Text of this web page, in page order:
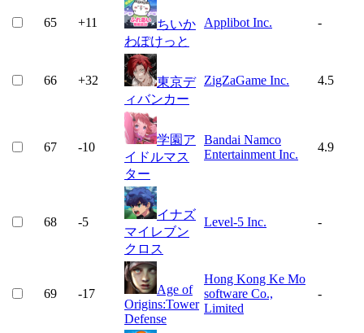
65 +11
ちいか
わぽけっと
Applibot Inc. -
66 +32
東京デ
ィバンカー
ZigZaGame Inc. 4.5
67 -10
学園ア
イドルマス
ター
Bandai Namco
Entertainment Inc.
4.9
68 -5
イナズ
マイレブン
クロス
Level-5 Inc. -
69 -17
Age of
Origins:Tower
Defense
Hong Kong Ke Mo
software Co.,
Limited
-